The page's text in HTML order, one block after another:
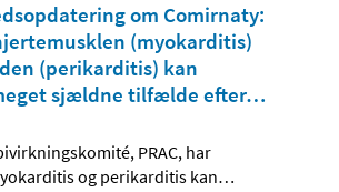
om Comirnaty:
(myokarditis)
(perikarditis) kan
sjældne tilfælde efter…
PRAC, har
og perikarditis kan…